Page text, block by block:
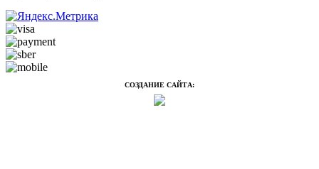
СОЗДАНИЕ САЙТА: